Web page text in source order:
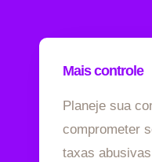
Mais controle
Planeje sua
comprometer
taxas